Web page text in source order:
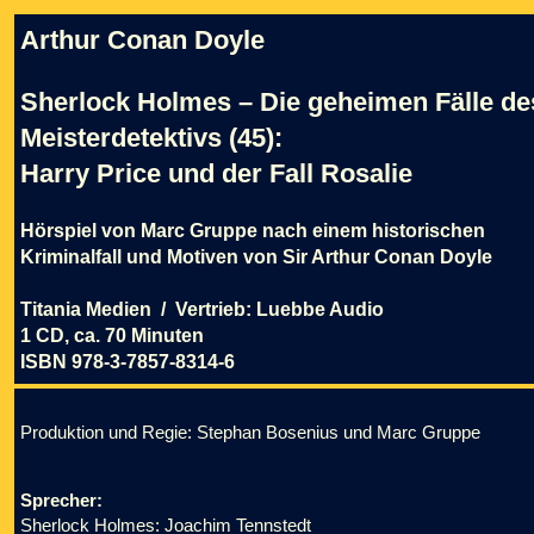
Arthur Conan Doyle
Sherlock Holmes – Die geheimen Fälle
Meisterdetektivs (45):
Harry Price und der Fall Rosalie
Hörspiel von Marc Gruppe nach einem historischen
Kriminalfall und Motiven von Sir Arthur Conan Doyle
Titania Medien / Vertrieb: Luebbe Audio
1 CD, ca. 70 Minuten
ISBN 978-3-7857-8314-6
Produktion und Regie: Stephan Bosenius und Marc Gruppe
Sprecher:
Sherlock Holmes: Joachim Tennstedt